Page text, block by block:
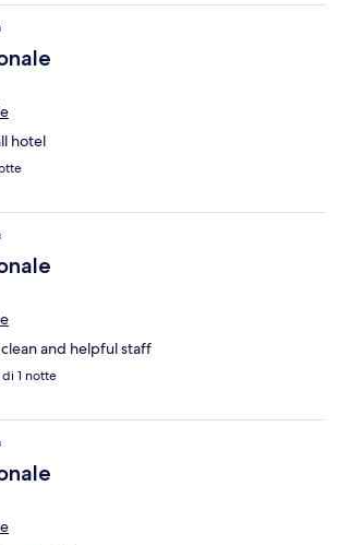
hotel
and helpful staff
1 notte